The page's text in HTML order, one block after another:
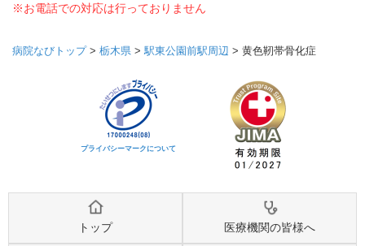
※お電話での対応は行っておりません
病院なびトップ> 栃木県 >駅東公園前駅周辺 > 黄色靭帯骨化症
プライバシーマークについて
トップ 医療機関の皆様へ